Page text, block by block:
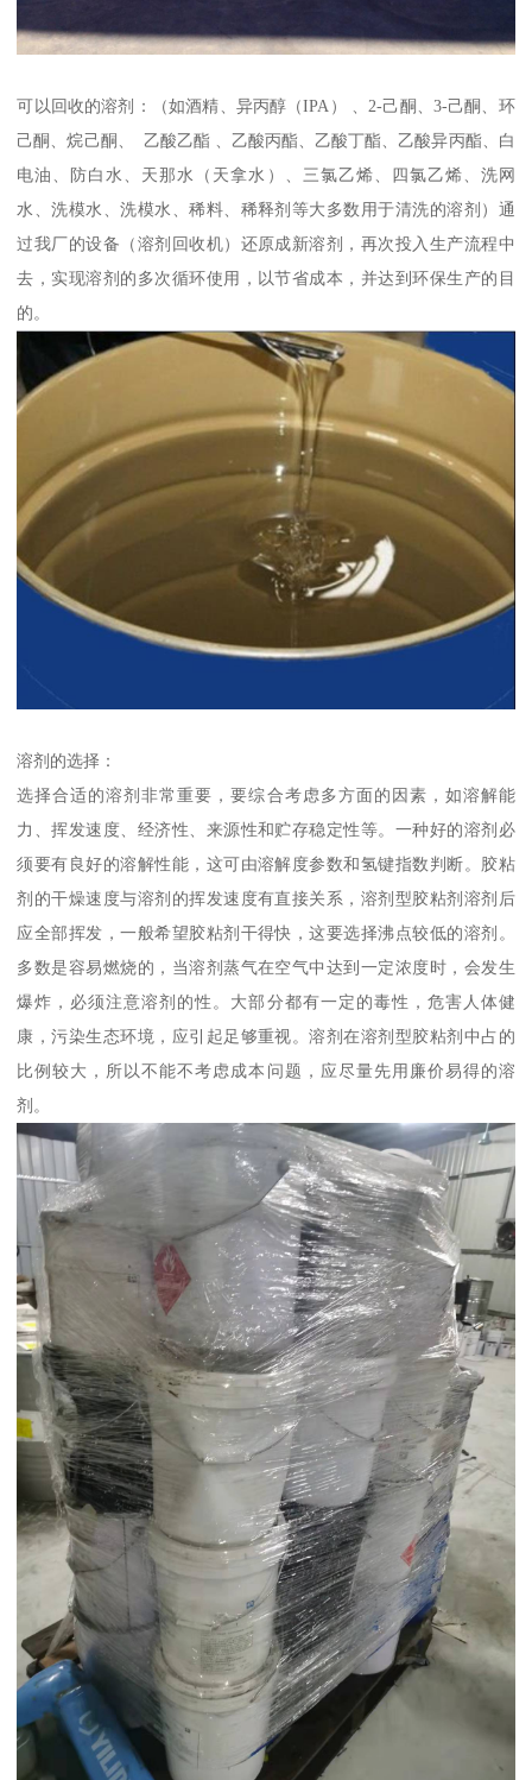
可以回收的溶剂：（如酒精、异丙醇（IPA） 、2-己酮、3-己酮、环
己酮、烷己酮、 乙酸乙酯 、乙酸丙酯、乙酸丁酯、乙酸异丙酯、白
电油、防白水、天那水（天拿水）、三氯乙烯、四氯乙烯、洗网
水、洗模水、洗模水、稀料、稀释剂等大多数用于清洗的溶剂）通
过我厂的设备（溶剂回收机）还原成新溶剂，再次投入生产流程中
去，实现溶剂的多次循环使用，以节省成本，并达到环保生产的目
的。
溶剂的选择：
选择合适的溶剂非常重要，要综合考虑多方面的因素，如溶解能
力、挥发速度、经济性、来源性和贮存稳定性等。一种好的溶剂必
须要有良好的溶解性能，这可由溶解度参数和氢键指数判断。胶粘
剂的干燥速度与溶剂的挥发速度有直接关系，溶剂型胶粘剂溶剂后
应全部挥发，一般希望胶粘剂干得快，这要选择沸点较低的溶剂。
多数是容易燃烧的，当溶剂蒸气在空气中达到一定浓度时，会发生
爆炸，必须注意溶剂的性。大部分都有一定的毒性，危害人体健
康，污染生态环境，应引起足够重视。溶剂在溶剂型胶粘剂中占的
比例较大，所以不能不考虑成本问题，应尽量先用廉价易得的溶
剂。